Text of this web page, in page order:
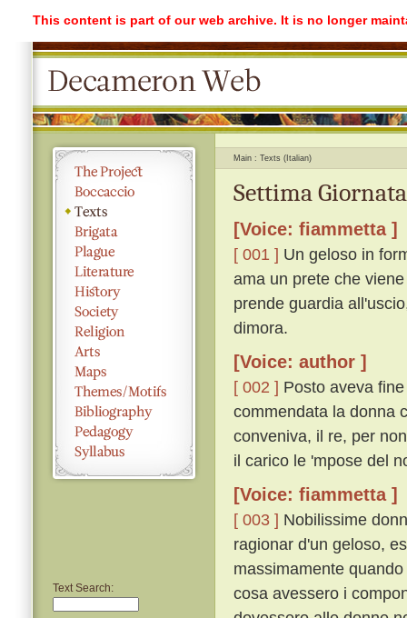
This content is part of our web archive. It is no longer
Text Search:
Main Texts (Italian)
Settima
[Voice: fiammetta ]
[ 001 ] Un geloso in
ama un prete che
prende guardia
dimora.
[Voice: author ]
[ 002 ] Posto aveva
commendata la donna
conveniva, il re, per
il carico le 'mpose del
[Voice: fiammetta ]
[ 003 ] Nobilissime
ragionar d'un geloso,
massimamente
cosa avessero i